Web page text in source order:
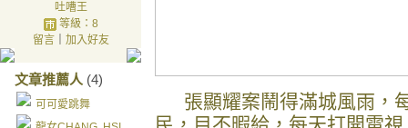
吐嘈王
等級：8
留言｜ 加入好友
文章推薦人 (4)
可可愛跳舞
張顯耀案鬧得滿城風雨，